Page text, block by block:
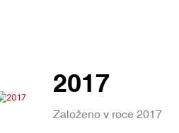
2017
Založeno v roce 2017